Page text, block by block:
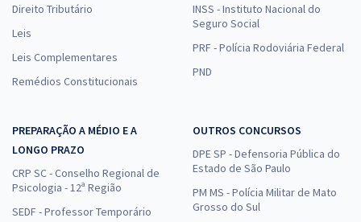
Direito Tributário
Leis
Leis Complementares
Remédios Constitucionais
INSS - Instituto Nacional do
Seguro Social
PRF - Polícia Rodoviária Federal
PND
PREPARAÇÃO A MÉDIO E A
LONGO PRAZO
CRP SC - Conselho Regional de
Psicologia - 12ª Região
SEDF - Professor Temporário
OUTROS CONCURSOS
DPE SP - Defensoria Pública do
Estado de São Paulo
PM MS - Polícia Militar de Mato
Grosso do Sul